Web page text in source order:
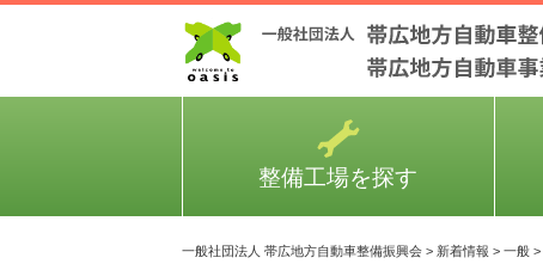
整備工場を探す
一般社団法人 帯広地方自動車整備振興会 > 新着情報 > 一般 >